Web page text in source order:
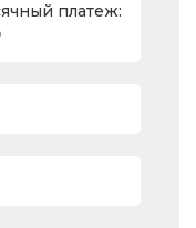
платеж: